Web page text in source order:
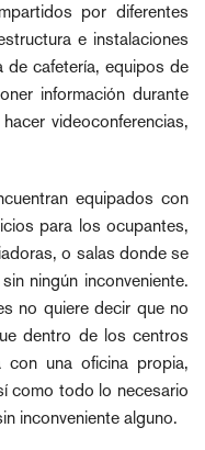
por diferentes
e instalaciones
de cafetería, equipos de
información durante
videoconferencias,
equipados con
para los ocupantes,
o salas donde se
ningún inconveniente.
no quiere decir que no
dentro de los centros
con una oficina propia,
como todo lo necesario
inconveniente alguno.